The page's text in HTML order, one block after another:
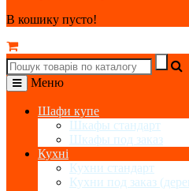
В кошику пусто!
Меню
Шафи купе
Шкафы стандарт
Шкафы под заказ
Кухні
Кухни стандарт
Кухни под заказ